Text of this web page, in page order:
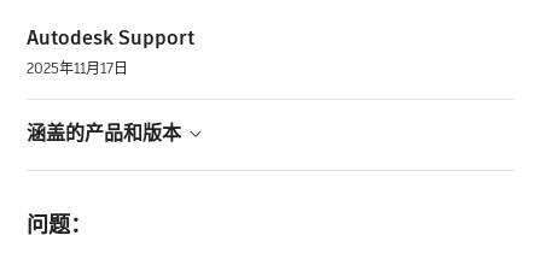
Autodesk Support
2025年11月17日
涵盖的产品和版本
问题：